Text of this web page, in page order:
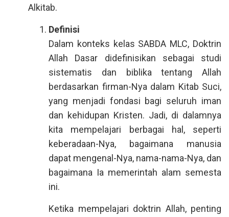
Alkitab.
Definisi
Dalam konteks kelas SABDA MLC, Doktrin
Allah Dasar didefinisikan sebagai studi
sistematis dan biblika tentang Allah
berdasarkan firman-Nya dalam Kitab Suci,
yang menjadi fondasi bagi seluruh iman
dan kehidupan Kristen. Jadi, di dalamnya
kita mempelajari berbagai hal, seperti
keberadaan-Nya, bagaimana manusia
dapat mengenal-Nya, nama-nama-Nya, dan
bagaimana Ia memerintah alam semesta
ini.
Ketika mempelajari doktrin Allah, penting